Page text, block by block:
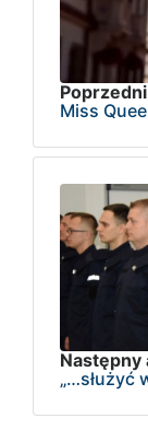
Miss
Następny
„…służyć